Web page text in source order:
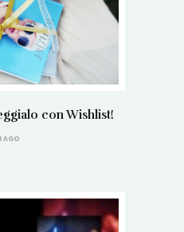
con Wishlist!
AGO